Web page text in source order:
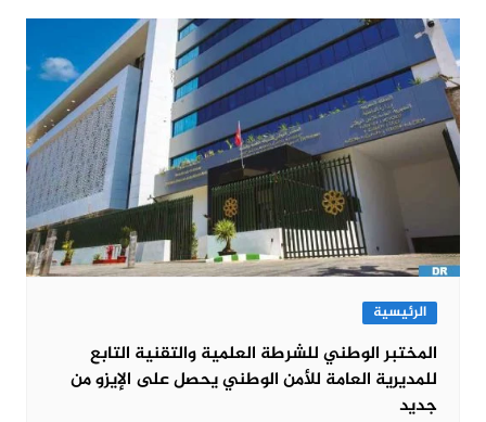
الرئيسية
المختبر الوطني للشرطة العلمية والتقنية التابع
للمديرية العامة للأمن الوطني يحصل على الإيزو من
جديد